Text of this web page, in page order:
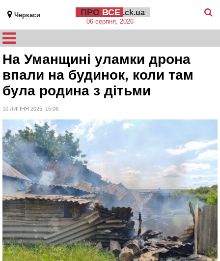
Черкаси ПРО ВСЕ .ck.ua
06 серпня, 2026
На Уманщині уламки дрона
впали на будинок, коли там
була родина з дітьми
10 ЛИПНЯ 2025, 15:06